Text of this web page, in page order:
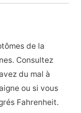
de la
Consultez
du mal à
ou si vous
Fahrenheit.